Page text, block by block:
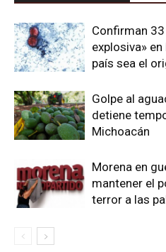
Confirman
explosiva»
país sea el
Golpe al
detiene
Michoacán
Morena en
mantener el
terror a las